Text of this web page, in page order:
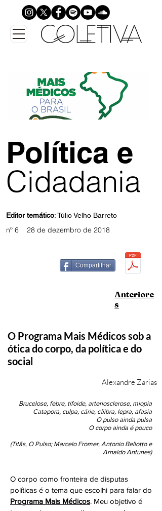
Cidadania
Política e
Editor temático: Túlio Velho Barreto
nº 6 28 de dezembro de 2018
Compartilhar
Anteriore
s
O Programa Mais Médicos sob a
ótica do corpo, da política e do
social
Alexandre Zarias
Brucelose, febre, tifoide, arteriosclerose, miopia
Catapora, culpa, cárie, cãibra, lepra, afasia
O pulso ainda pulsa
O corpo ainda é pouco
(Titãs, O Pulso; Marcelo Fromer, Antonio Bellotto e
Arnaldo Antunes)
O corpo como fronteira de disputas
políticas é o tema que escolhi para falar do
Programa Mais Médicos. Meu objetivo é